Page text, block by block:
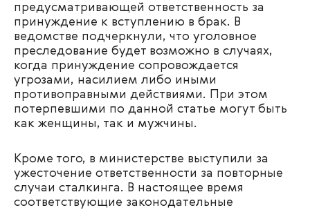
предусматривающей ответственность за
принуждение к вступлению в брак. В
ведомстве подчеркнули, что уголовное
преследование будет возможно в случаях,
когда принуждение сопровождается
угрозами, насилием либо иными
противоправными действиями. При этом
потерпевшими по данной статье могут быть
как женщины, так и мужчины.
Кроме того, в министерстве выступили за
ужесточение ответственности за повторные
случаи сталкинга. В настоящее время
соответствующие законодательные